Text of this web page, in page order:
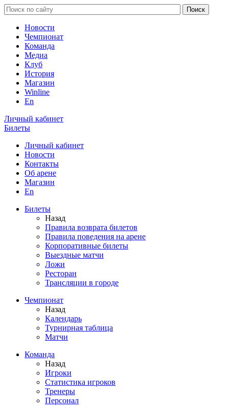
Новости
Чемпионат
Команда
Медиа
Клуб
История
Магазин
Winline
En
Личный кабинет
Билеты
Личный кабинет
Новости
Контакты
Об арене
Магазин
En
Билеты
Назад
Правила возврата билетов
Правила поведения на арене
Корпоративные билеты
Выездные матчи
Ложи
Ресторан
Трансляции в городе
Чемпионат
Назад
Календарь
Турнирная таблица
Матчи
Команда
Назад
Игроки
Статистика игроков
Тренеры
Персонал